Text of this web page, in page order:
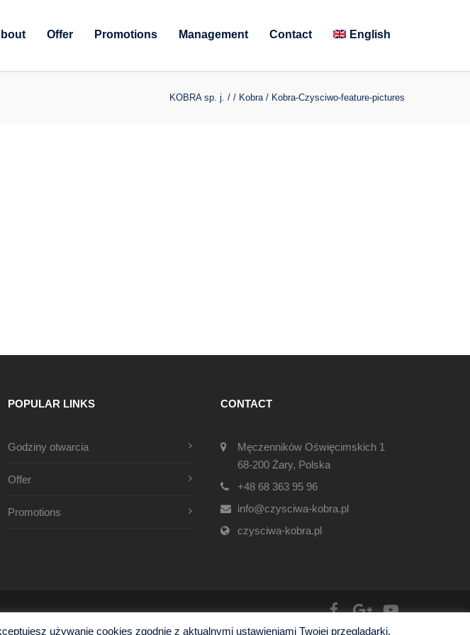
Offer Promotions Management Contact English
KOBRA sp. j. / / Kobra/ Kobra-Czysciwo-feature-pictures
POPULAR LINKS
Godziny otwarcia
Offer
Promotions
CONTACT
Męczenników Oświęcimskich 1
68-200 Żary, Polska
+48 68 363 95 96
info@czysciwa-kobra.pl
czysciwa-kobra.pl
używanie cookies zgodnie z aktualnymi ustawieniami Twojej przeglądarki.